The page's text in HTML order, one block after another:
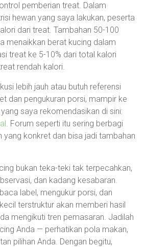
pemberian treat. Dalam
hewan yang saya lakukan, peserta
dari treat. Tambahan 50-100
menaikkan berat kucing dalam
treat ke 5-10% dari total kalori
rendah kalori.
lebih jauh atau butuh referensi
dan pengukuran porsi, mampir ke
saya rekomendasikan di sini:
. Forum seperti itu sering berbagi
yang konkret dan bisa jadi tambahan
bukan teka-teki tak terpecahkan,
dan kadang kesabaran.
label, mengukur porsi, dan
terstruktur akan memberi hasil
mengikuti tren pemasaran. Jadilah
Anda — perhatikan pola makan,
pilihan Anda. Dengan begitu,